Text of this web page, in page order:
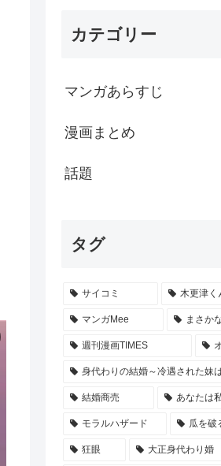
カテゴリー
マンガあらすじ
漫画まとめ
話題
タグ
サイコミ 木更津く
マンガMee まさか
週刊漫画TIMES
身代わりの結婚～冷遇された妹
結婚商売 あなたは
モラルハザード 瓜を破
狂眼 大正身代わり婚